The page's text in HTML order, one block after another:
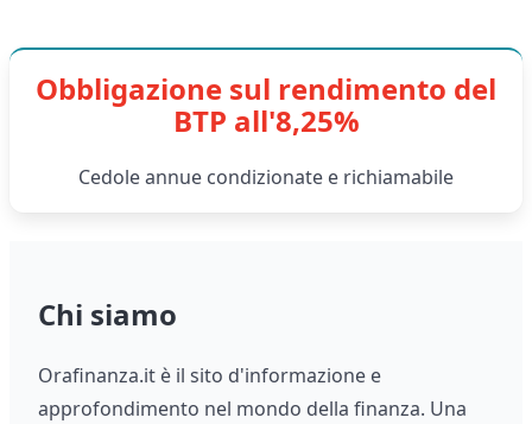
Obbligazione sul rendimento del
BTP all'8,25%
Cedole annue condizionate e richiamabile
Chi siamo
Orafinanza.it è il sito d'informazione e
approfondimento nel mondo della finanza. Una